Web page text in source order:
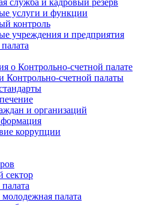
служба и кадровый резерв
услуги и функции
контроль
учреждения и предприятия
о Контрольно-счетной палате
Контрольно-счетной палаты
и организаций
коррупции
сектор
палата